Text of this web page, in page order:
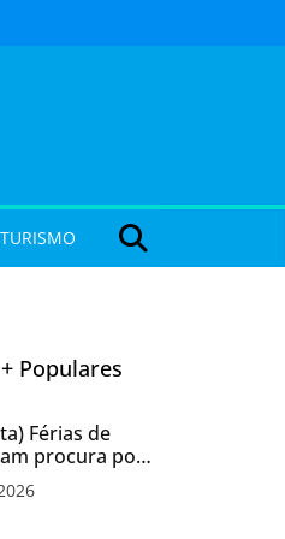
TURISMO
+ Populares
Férias de
procura por
Goiás e
na hora de